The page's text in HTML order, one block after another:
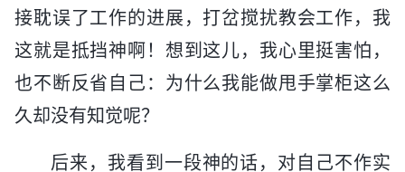
接耽误了工作的进展，打岔搅扰教会工作，我
这就是抵挡神啊！想到这儿，我心里挺害怕，
也不断反省自己：为什么我能做甩手掌柜这么
久却没有知觉呢？
后来，我看到一段神的话，对自己不作实